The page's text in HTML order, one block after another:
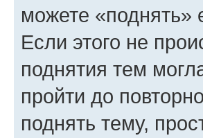
можете
Если этого не
поднятия тем
пройти до
поднять тему,